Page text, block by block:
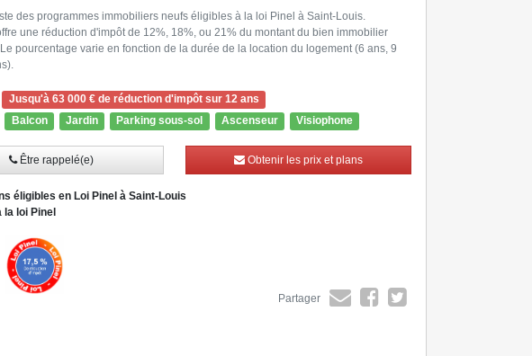
des programmes immobiliers neufs éligibles à la loi Pinel à Saint-Louis.
une réduction d'impôt de 12%, 18%, ou 21% du montant du bien immobilier
pourcentage varie en fonction de la durée de la location du logement (6 ans, 9
Jusqu'à 63 000 € de réduction d'impôt sur 12 ans
Balcon Jardin Parking sous-sol Ascenseur Visiophone
Être rappelé(e) Obtenir les prix et plans
éligibles en Loi Pinel à Saint-Louis
la loi Pinel
Partager